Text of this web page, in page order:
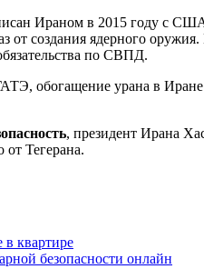
Ираном в 2015 году с
от создания ядерного
по СВПД.
обогащение урана в Иране
, президент Ирана
от Тегерана.
в квартире
безопасности онлайн